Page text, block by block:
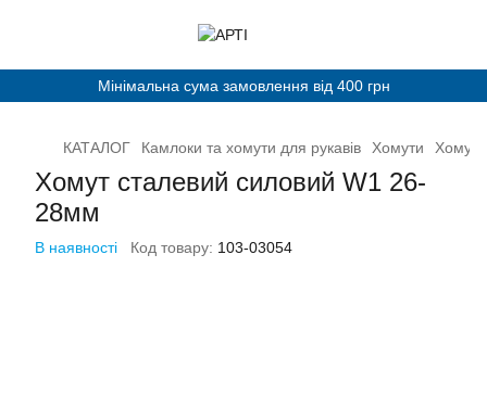
Мінімальна сума замовлення від 400 грн
КАТАЛОГ Камлоки та хомути для рукавів Хомути Хомут
Хомут сталевий силовий W1 26-
28мм
В наявності Код товару: 103-03054